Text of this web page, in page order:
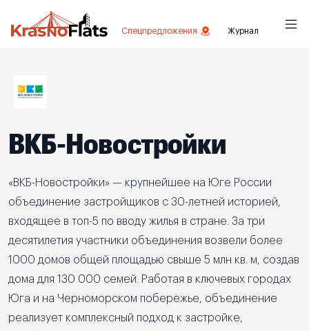
Спецпредложения Журнал
ВКБ-Новостройки
«ВКБ-Новостройки» — крупнейшее на Юге России
объединение застройщиков с 30-летней историей,
входящее в топ-5 по вводу жилья в стране. За три
десятилетия участники объединения возвели более
1000 домов общей площадью свыше 5 млн кв. м, создав
дома для 130 000 семей. Работая в ключевых городах
Юга и на Черноморском побережье, объединение
реализует комплексный подход к застройке,